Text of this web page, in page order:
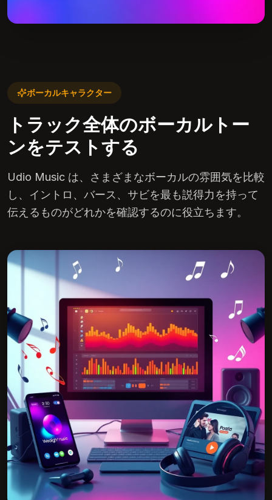
ボーカルキャラクター
トラック全体のボーカルトー
ンをテストする
Udio Music は、さまざまなボーカルの雰囲気を比較
し、イントロ、バース、サビを最も説得力を持って
伝えるものがどれかを確認するのに役立ちます。